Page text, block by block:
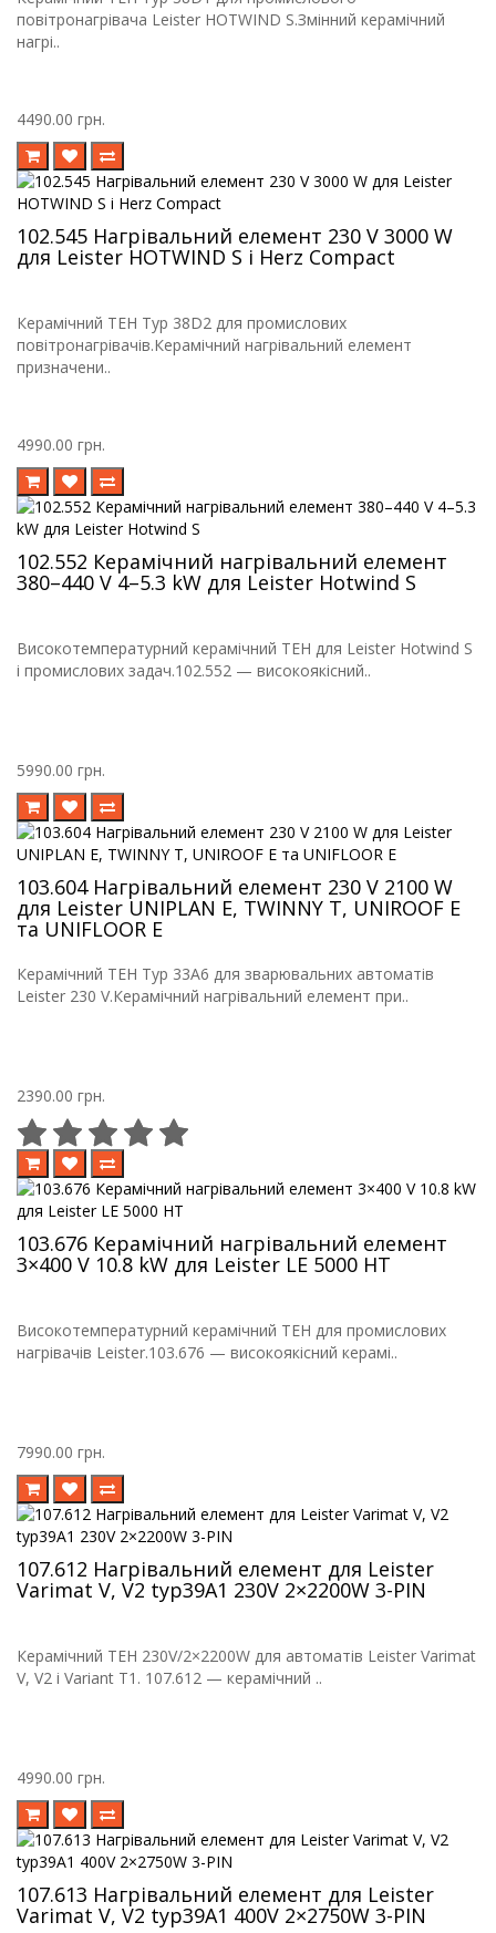
повітронагрівача Leister HOTWIND S.Змінний керамічний
нагрі..
4490.00 грн.
102.545 Нагрівальний елемент 230 V 3000 W
для Leister HOTWIND S і Herz Compact
Керамічний ТЕН Typ 38D2 для промислових
повітронагрівачів.Керамічний нагрівальний елемент
призначени..
4990.00 грн.
102.552 Керамічний нагрівальний елемент
380–440 V 4–5.3 kW для Leister Hotwind S
Високотемпературний керамічний ТЕН для Leister Hotwind S
і промислових задач.102.552 — високоякісний..
5990.00 грн.
103.604 Нагрівальний елемент 230 V 2100 W
для Leister UNIPLAN E, TWINNY T, UNIROOF E
та UNIFLOOR E
Керамічний ТЕН Typ 33A6 для зварювальних автоматів
Leister 230 V.Керамічний нагрівальний елемент при..
2390.00 грн.
103.676 Керамічний нагрівальний елемент
3×400 V 10.8 kW для Leister LE 5000 HT
Високотемпературний керамічний ТЕН для промислових
нагрівачів Leister.103.676 — високоякісний керамі..
7990.00 грн.
107.612 Нагрівальний елемент для Leister
Varimat V, V2 typ39A1 230V 2×2200W 3-PIN
Керамічний ТЕН 230V/2×2200W для автоматів Leister Varimat
V, V2 і Variant T1. 107.612 — керамічний ..
4990.00 грн.
107.613 Нагрівальний елемент для Leister
Varimat V, V2 typ39A1 400V 2×2750W 3-PIN